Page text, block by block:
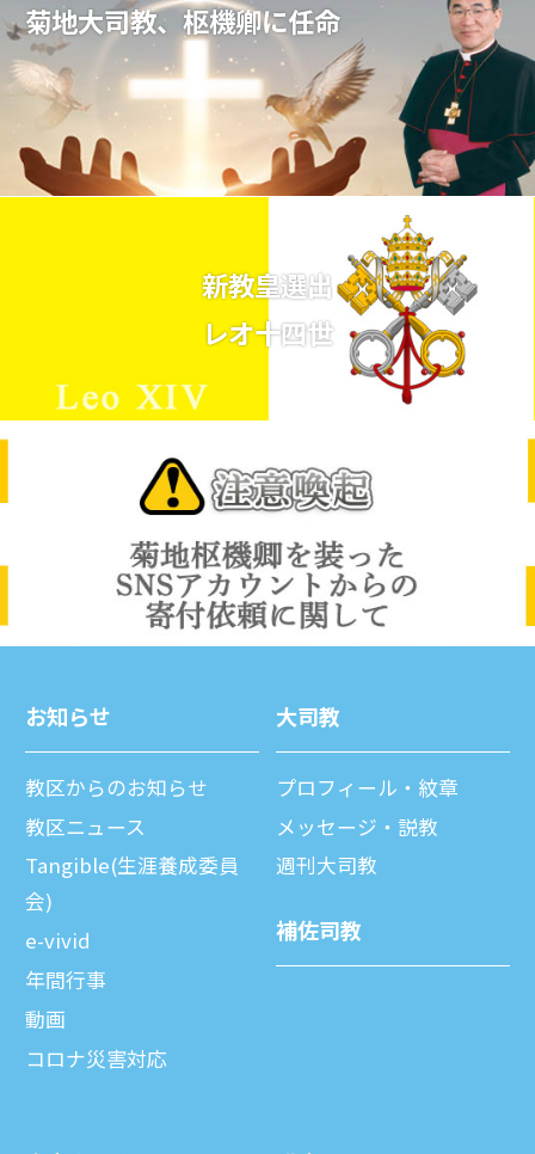
菊地大司教、枢機卿に任命
新教皇選出
レオ十四世
お知らせ
教区からのお知らせ
教区ニュース
Tangible(生涯養成委員
会)
e-vivid
年間⾏事
動画
コロナ災害対応
⼤司教
プロフィール・紋章
メッセージ・説教
週刊⼤司教
補佐司教